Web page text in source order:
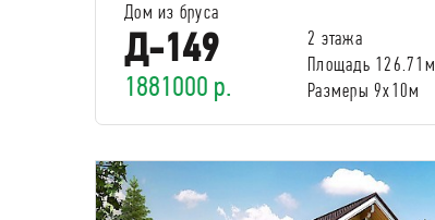
Дом из бруса
Д-149
1881000 р.
2 этажа
Площадь 126.71м
Размеры 9х10м